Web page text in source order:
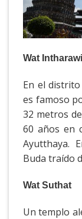
Wat
En el
es famoso
32 metros
60 años en
Ayutthaya.
Buda traído
Wat Suthat
Un templo